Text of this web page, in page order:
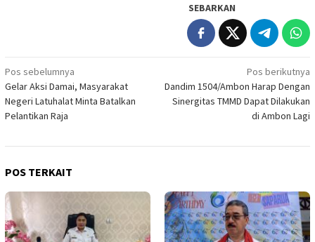
SEBARKAN
Navigasi
pos
Pos sebelumnya
Gelar Aksi Damai, Masyarakat
Negeri Latuhalat Minta Batalkan
Pelantikan Raja
Pos berikutnya
Dandim 1504/Ambon Harap Dengan
Sinergitas TMMD Dapat Dilakukan
di Ambon Lagi
POS TERKAIT